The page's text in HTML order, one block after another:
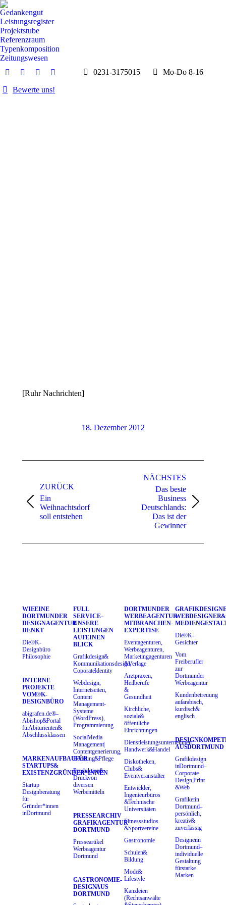
Gedankengut
Leistungsregister
Projektstube
Referenzraum
Typenkomposition
Zeitungswesen
E-
Mail
Whatsapp
page
Instagram
page
Facebook
page
0231-3175015 Mo-Do 8-16
Bewerte uns!
[Ruhr Nachrichten]
18. Dezember 2012
ZURÜCK
Vorheriger
Beitrag:
Ein
Weihnachtsdorf
soll entstehen
NÄCHSTES
Nächster
Beitrag:
Das beste
Business
Deutschlands:
Das ist der
Gewinner
WIE EINE
DORTMUNDER
DESIGNAGENTUR
DENKT
Die ®K-
Designbüro
Philosophie
INTERNE
PROJEKTE
VOM ®K-
DESIGNBÜRO
abigrafen.de® –
Abishop & Portal
für Abiturienten &
Abschlussklassen
MARKENAUFBAU FÜR
STARTUPS &
EXISTENZGRÜNDER*INNEN
Startup
Designberatung
für
Gründer*innen
in Dortmund
FULL
SERVICE –
UNSERE
LEISTUNGEN
AUF EINEN
BLICK
Grafikdesign &
Kommunikationsdesign,
Coporate Identity
Webdesign,
Internetseiten,
Content
Management-
Systeme
(WordPress),
Programmierung
Social Media
Management |
Contentgenerierung,
Beratung & Pflege
Produktion &
Druck von
diversen
Werbemitteln
PRESSEARCHIV
GRAFIKAGENTUR
DORTMUND
Presseartikel
Werbeagentur
Dortmund
GASTRONOMIE-
DESIGN AUS
DORTMUND
DORTMUNDER
WERBEAGENTUR
MIT BRANCHEN-
EXPERTISE
Eventagenturen,
Werbeagenturen,
Marketingagenturen
& Verlage
Arztpraxen,
Heilberufe
&
Gesundheit
Kirchliche,
soziale &
öffentliche
Einrichtungen
Dienstleistungsunternehmen,
Handwerk & Handel
Diskotheken,
Clubs &
Eventveranstalter
Entwickler,
Ingenieurbüros
& Technische
Universitäten
Fitnessstudios
& Sportvereine
Gastronomie
Schulen &
Bildung
Mode &
Lifestyle
Kanzleien
(Rechtsanwälte
WEBDESIGNER &
Die ®K-
Gesichter
Vom
Freiberufler
zur
Dortmunder
Werbeagentur
Kundenbetreuung
auf arabisch,
kurdisch &
englisch
AUS DORTMUND
Grafikdesign
in Dortmund –
Corporate
Design, Print
& Web
Grafiker in
Dortmund –
persönlich,
kreativ &
zuverlässig
Designer in
Dortmund –
individuelle
Gestaltung
für starke
Marken